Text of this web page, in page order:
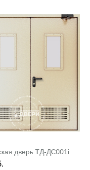
дверь ТД-ДС001i